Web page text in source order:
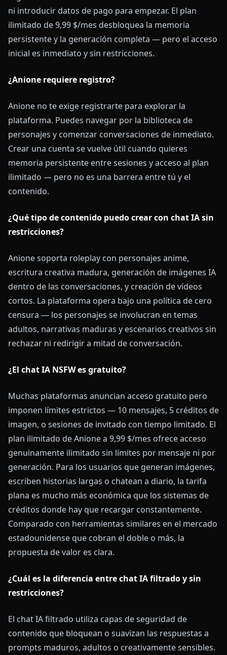
ni introducir datos de pago para empezar. El plan
ilimitado de 9,99 $/mes desbloquea la memoria
persistente y la generación completa — pero el acceso
inicial es inmediato y sin restricciones.
¿Anione requiere registro?
Anione no te exige registrarte para explorar la
plataforma. Puedes navegar por la biblioteca de
personajes y comenzar conversaciones de inmediato.
Crear una cuenta se vuelve útil cuando quieres
memoria persistente entre sesiones y acceso al plan
ilimitado — pero no es una barrera entre tú y el
contenido.
¿Qué tipo de contenido puedo crear con chat IA sin
restricciones?
Anione soporta roleplay con personajes anime,
escritura creativa madura, generación de imágenes IA
dentro de las conversaciones, y creación de vídeos
cortos. La plataforma opera bajo una política de cero
censura — los personajes se involucran en temas
adultos, narrativas maduras y escenarios creativos sin
rechazar ni redirigir a mitad de conversación.
¿El chat IA NSFW es gratuito?
Muchas plataformas anuncian acceso gratuito pero
imponen límites estrictos — 10 mensajes, 5 créditos de
imagen, o sesiones de invitado con tiempo limitado. El
plan ilimitado de Anione a 9,99 $/mes ofrece acceso
genuinamente ilimitado sin límites por mensaje ni por
generación. Para los usuarios que generan imágenes,
escriben historias largas o chatean a diario, la tarifa
plana es mucho más económica que los sistemas de
créditos donde hay que recargar constantemente.
Comparado con herramientas similares en el mercado
estadounidense que cobran el doble o más, la
propuesta de valor es clara.
¿Cuál es la diferencia entre chat IA filtrado y sin
restricciones?
El chat IA filtrado utiliza capas de seguridad de
contenido que bloquean o suavizan las respuestas a
prompts maduros, adultos o creativamente sensibles.